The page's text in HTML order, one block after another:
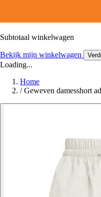
Subtotaal winkelwagen
Bekijk mijn winkelwagen
Loading...
Home
/ Geweven damesshort